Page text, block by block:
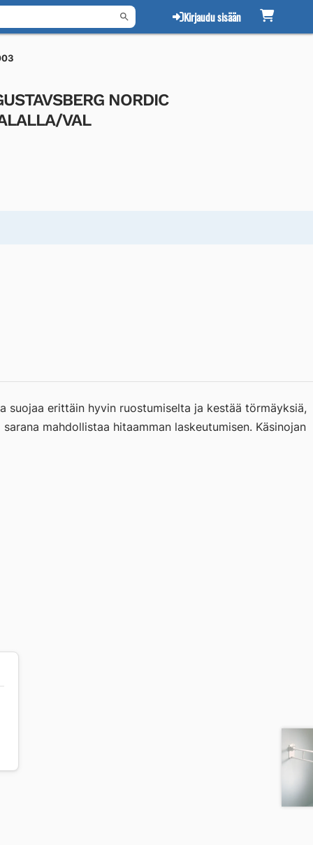
Kirjaudu sisään
NORDIC
VAL
suojaa erittäin hyvin ruostumiselta ja kestää törmäyksiä,
mahdollistaa hitaamman laskeutumisen. Käsinojan